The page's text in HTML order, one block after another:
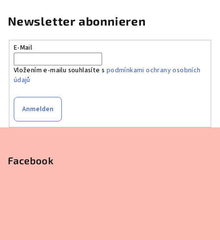
Newsletter abonnieren
E-Mail
Vložením e-mailu souhlasíte s podmínkami ochrany osobních
údajů
Anmelden
Facebook